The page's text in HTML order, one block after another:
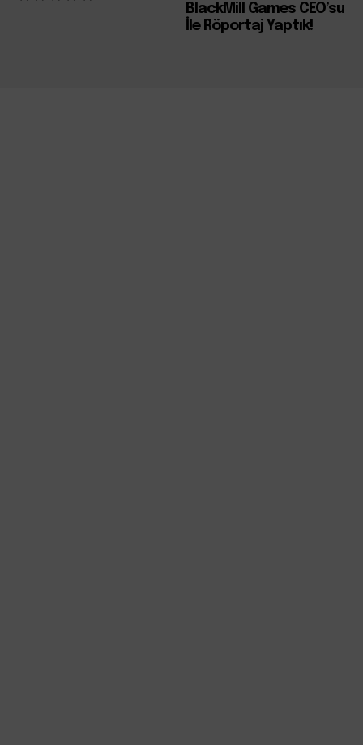
BlackMill Games CEO’su
İle Röportaj Yaptık!